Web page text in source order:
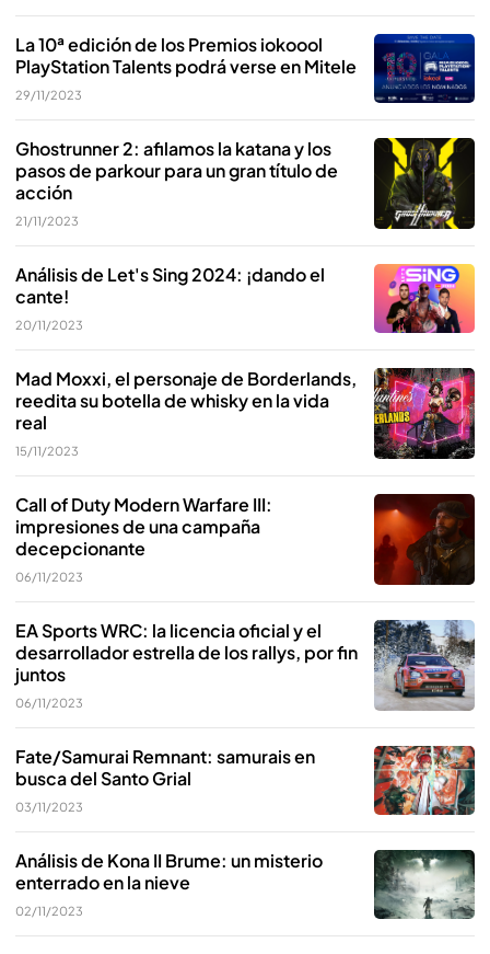
La 10ª edición de los Premios iokoool
PlayStation Talents podrá verse en Mitele
29/11/2023
Ghostrunner 2: afilamos la katana y los
pasos de parkour para un gran título de
acción
21/11/2023
Análisis de Let's Sing 2024: ¡dando el
cante!
20/11/2023
Mad Moxxi, el personaje de Borderlands,
reedita su botella de whisky en la vida
real
15/11/2023
Call of Duty Modern Warfare III:
impresiones de una campaña
decepcionante
06/11/2023
EA Sports WRC: la licencia oficial y el
desarrollador estrella de los rallys, por fin
juntos
06/11/2023
Fate/Samurai Remnant: samurais en
busca del Santo Grial
03/11/2023
Análisis de Kona II Brume: un misterio
enterrado en la nieve
02/11/2023